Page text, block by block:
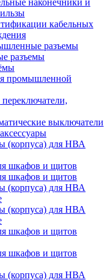
кабельных
разъемы
разъемы
промышленной
выключатели
для НВА
шкафов и щитов
шкафов и щитов
для НВА
для НВА
шкафов и щитов
шкафов и щитов
для НВА